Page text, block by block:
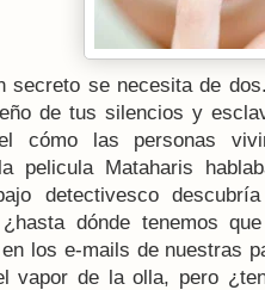
secreto se necesita de
de tus silencios y
cómo las personas
pelicula Mataharis
detectivesco
dónde tenemos
los e-mails de nuestras
vapor de la olla, pero